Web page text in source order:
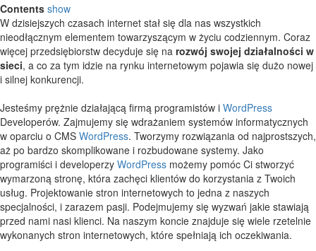
Contents show
W dzisiejszych czasach internet stał się dla nas wszystkich
nieodłącznym elementem towarzyszącym w życiu codziennym. Coraz
więcej przedsiębiorstw decyduje się na rozwój swojej działalności w
sieci, a co za tym idzie na rynku internetowym pojawia się dużo nowej
i silnej konkurencji.
Jesteśmy prężnie działającą firmą programistów i WordPress
Developerów. Zajmujemy się wdrażaniem systemów informatycznych
w oparciu o CMS WordPress. Tworzymy rozwiązania od najprostszych,
aż po bardzo skomplikowane i rozbudowane systemy. Jako
programiści i developerzy WordPress możemy pomóc Ci stworzyć
wymarzoną stronę, która zachęci klientów do korzystania z Twoich
usług. Projektowanie stron internetowych to jedna z naszych
specjalności, i zarazem pasji. Podejmujemy się wyzwań jakie stawiają
przed nami nasi klienci. Na naszym koncie znajduje się wiele rzetelnie
wykonanych stron internetowych, które spełniają ich oczekiwania.